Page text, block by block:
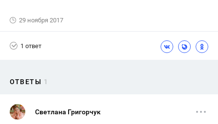
29 ноября 2017
1 ответ
ОТВЕТЫ 1
Светлана Григорчук